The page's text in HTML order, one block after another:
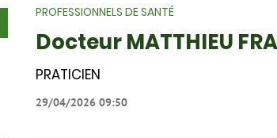
PROFESSIONNELS DE SANTÉ
Docteur MATTHIEU
PRATICIEN
29/04/2026 09:50